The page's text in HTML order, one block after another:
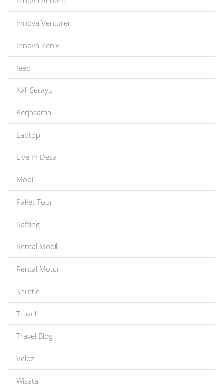
Innova Venturer
Innova Zenix
Jeep
Kali Serayu
Kerjasama
Laptop
Live In Desa
Mobil
Paket Tour
Rafting
Rental Mobil
Rental Motor
Shuttle
Travel
Travel Blog
Veloz
Wisata